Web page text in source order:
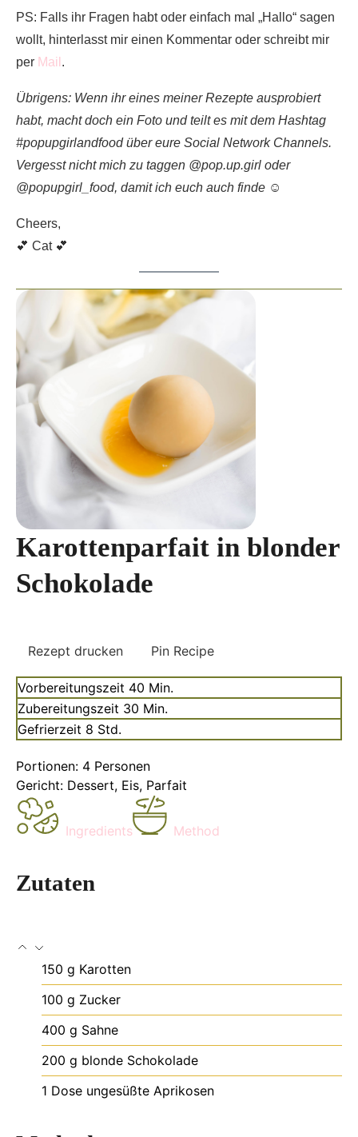
PS: Falls ihr Fragen habt oder einfach mal „Hallo“ sagen
wollt, hinterlasst mir einen Kommentar oder schreibt mir
per Mail .
Übrigens: Wenn ihr eines meiner Rezepte ausprobiert
habt, macht doch ein Foto und teilt es mit dem Hashtag
#popupgirlandfood über eure Social Network Channels.
Vergesst nicht mich zu taggen @pop.up.girl oder
@popupgirl_food, damit ich euch auch finde ☺️
Cheers,
💕 Cat 💕
Karottenparfait in blonder
Schokolade
Rezept drucken Pin Recipe
Vorbereitungszeit 40 Minuten
Min.
Zubereitungszeit 30 Minuten
Min.
Gefrierzeit 8 Stunden
Std.
Portionen: 4 Personen
Gericht: Dessert, Eis, Parfait
Ingredients Method
Zutaten
150 g Karotten
100 g Zucker
400 g Sahne
200 g blonde Schokolade
1 Dose ungesüßte Aprikosen